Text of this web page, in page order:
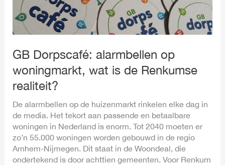
GB Dorpscafé: alarmbellen op
woningmarkt, wat is de Renkumse
realiteit?
De alarmbellen op de huizenmarkt rinkelen elke dag in
de media. Het tekort aan passende en betaalbare
woningen in Nederland is enorm. Tot 2040 moeten er
zo’n 55.000 woningen worden gebouwd in de regio
Arnhem-Nijmegen. Dit staat in de Woondeal, die
ondertekend is door achttien gemeenten. Voor Renkum
Renkumse
realiteit?